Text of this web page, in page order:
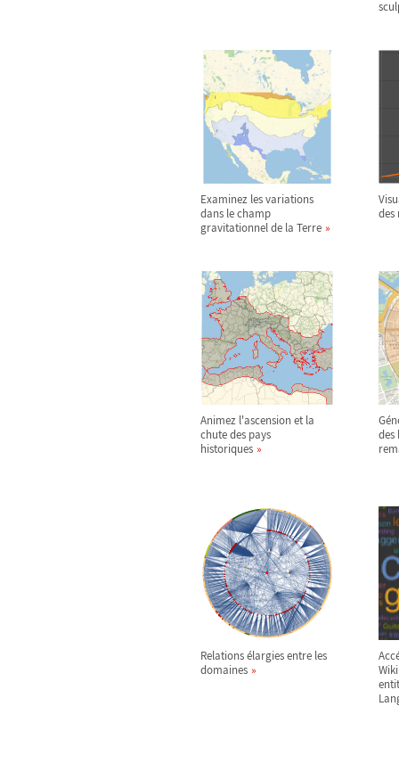
Examinez les variations
dans le champ
gravitationnel de la Terre
des
Animez l'ascension et la
chute des pays
historiques
des
Relations élargies entre les
domaines